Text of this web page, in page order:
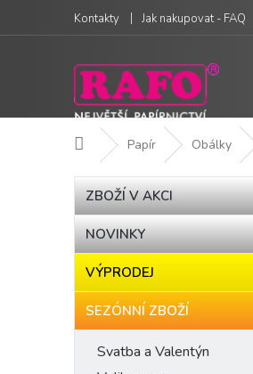
obsah
Kontakty Jak nakupovat - FAQ
Domů Papír Obálky
P
o
s
t
Přeskočit
kategorie
ZBOŽÍ V AKCI
NOVINKY
VÝPRODEJ
SEZÓNNÍ ZBOŽÍ
Svatba a Valentýn